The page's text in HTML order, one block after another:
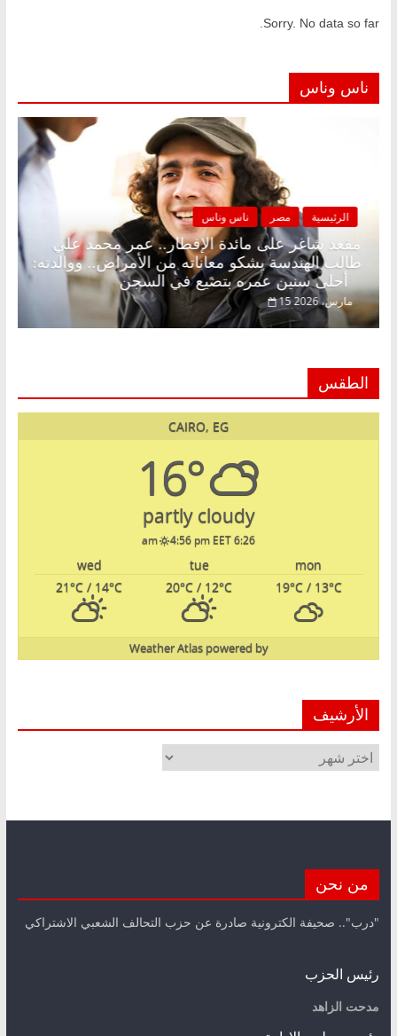
Sorry. No data so far.
ناس وناس
الرئيسية مصر ناس وناس
مقعد شاغر على مائدة الإفطار.. عمر محمد علي
طالب الهندسة يشكو معاناته من الأمراض.. ووالدته:
أحلى سنين عمره بتضيع في السجن
15 مارس، 2026
الطقس
CAIRO, EG
16°
partly cloudy
6:26 am
4:56 pm EET
mon
tue
wed
19°C/ 13°C
20°C / 12°C
21°C / 14°C
powered by
Weather Atlas
الأرشيف
الأرشيف
من نحن
"درب".. صحيفة الكترونية صادرة عن حزب التحالف الشعبي الاشتراكي
رئيس الحزب
مدحت الزاهد